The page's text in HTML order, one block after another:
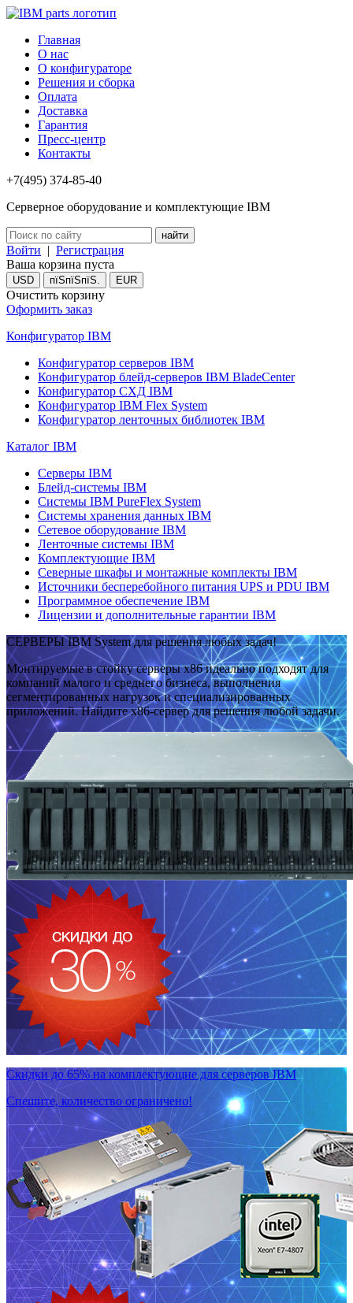
Главная
О нас
О конфигураторе
Решения и сборка
Оплата
Доставка
Гарантия
Пресс-центр
Контакты
+7(495) 374-85-40
Серверное оборудование и комплектующие IBM
Войти | Регистрация
Ваша корзина пуста
USD пїЅпїЅпїЅ. EUR
Очистить корзину
Оформить заказ
Конфигуратор IBM
Конфигуратор серверов IBM
Конфигуратор блейд-серверов IBM BladeCenter
Конфигуратор СХД IBM
Конфигуратор IBM Flex System
Конфигуратор ленточных библиотек IBM
Каталог IBM
Серверы IBM
Блейд-системы IBM
Системы IBM PureFlex System
Системы хранения данных IBM
Сетевое оборудование IBM
Ленточные системы IBM
Комплектующие IBM
Северные шкафы и монтажные комплекты IBM
Источники бесперебойного питания UPS и PDU IBM
Программное обеспечение IBM
Лицензии и дополнительные гарантии IBM
СЕРВЕРЫ IBM System для решения любых задач!
Монтируемые в стойку серверы x86 идеально подходят для
компаний малого и среднего бизнеса, выполнения
сегментированных нагрузок и специализированных
приложений. Найдите x86-сервер для решения любой задачи.
Скидки до 65% на комплектующие для серверов IBM
Спешите, количество ограничено!